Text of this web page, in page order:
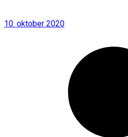
10. oktober 2020